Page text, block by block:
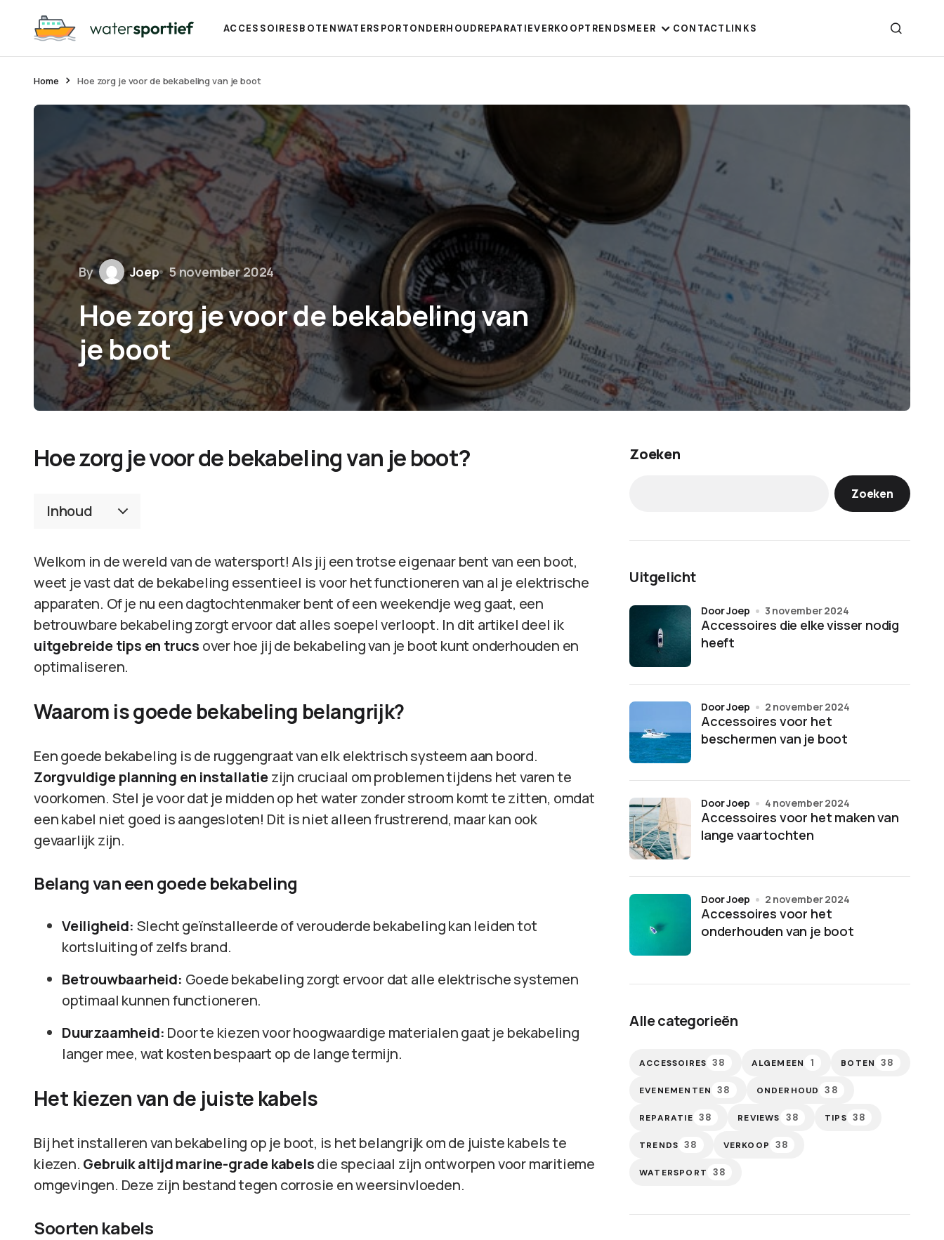
ACCESSOIRESBOTENWATERSPORTONDERHOUDREPARATIEVERKOOPTRENDSMEER CONTACT LINKS
Home Hoe zorg je voor de bekabeling van je boot
By Joep 5 november 2024
Hoe zorg je voor de bekabeling van
je boot
Hoe zorg je voor de bekabeling van je boot?
Inhoud
Welkom in de wereld van de watersport! Als jij een trotse eigenaar bent van een boot,
weet je vast dat de bekabeling essentieel is voor het functioneren van al je elektrische
apparaten. Of je nu een dagtochtenmaker bent of een weekendje weg gaat, een
betrouwbare bekabeling zorgt ervoor dat alles soepel verloopt. In dit artikel deel ik
uitgebreide tips en trucs over hoe jij de bekabeling van je boot kunt onderhouden en
optimaliseren.
Waarom is goede bekabeling belangrijk?
Een goede bekabeling is de ruggengraat van elk elektrisch systeem aan boord.
Zorgvuldige planning en installatiezijn cruciaal om problemen tijdens het varen te
voorkomen. Stel je voor dat je midden op het water zonder stroom komt te zitten, omdat
een kabel niet goed is aangesloten! Dit is niet alleen frustrerend, maar kan ook
gevaarlijk zijn.
Belang van een goede bekabeling
Veiligheid: Slecht geïnstalleerde of verouderde bekabeling kan leiden tot
kortsluiting of zelfs brand.
Betrouwbaarheid: Goede bekabeling zorgt ervoor dat alle elektrische systemen
optimaal kunnen functioneren.
Duurzaamheid: Door te kiezen voor hoogwaardige materialen gaat je bekabeling
langer mee, wat kosten bespaart op de lange termijn.
Het kiezen van de juiste kabels
Bij het installeren van bekabeling op je boot, is het belangrijk om de juiste kabels te
kiezen. Gebruik altijd marine-grade kabelsdie speciaal zijn ontworpen voor maritieme
omgevingen. Deze zijn bestand tegen corrosie en weersinvloeden.
Soorten kabels
Zoeken
Zoeken
Uitgelicht
Accessoires die elke visser nodig
heeft
door Joep 3 november 2024
Accessoires voor het
beschermen van je boot
door Joep 2 november 2024
Accessoires voor het maken van
lange vaartochten
door Joep 4 november 2024
Accessoires voor het
onderhouden van je boot
door Joep 2 november 2024
Alle categorieën
ACCESSOIRES 38 ALGEMEEN 1 BOTEN 38
EVENEMENTEN 38 ONDERHOUD 38
REPARATIE 38 REVIEWS 38 TIPS 38
TRENDS 38 VERKOOP 38
WATERSPORT 38